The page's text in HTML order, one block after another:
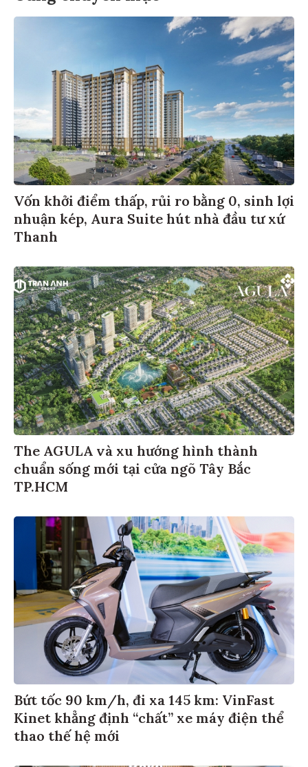
Vốn khởi điểm thấp, rủi ro bằng 0, sinh lợi
nhuận kép, Aura Suite hút nhà đầu tư xứ
Thanh
The AGULA và xu hướng hình thành
chuẩn sống mới tại cửa ngõ Tây Bắc
TP.HCM
Bứt tốc 90 km/h, đi xa 145 km: VinFast
Kinet khẳng định “chất” xe máy điện thể
thao thế hệ mới